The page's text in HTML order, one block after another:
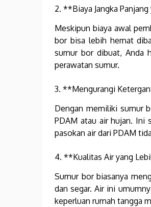
2. **Biaya Jangka
Meskipun biaya awal
bor bisa lebih hemat
sumur bor dibuat, Anda
perawatan sumur.
3. **Mengurangi
Dengan memiliki sumur
PDAM atau air hujan. Ini
pasokan air dari PDAM
4. **Kualitas Air yang
Sumur bor biasanya
dan segar. Air ini
keperluan rumah tangga